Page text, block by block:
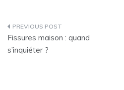
Navigation
de
Fissures maison : quand
s’inquiéter ?